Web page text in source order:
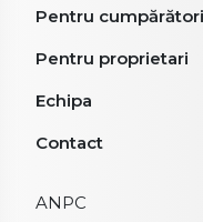
Pentru cumpărători
Pentru proprietari
Echipa
Contact
ANPC